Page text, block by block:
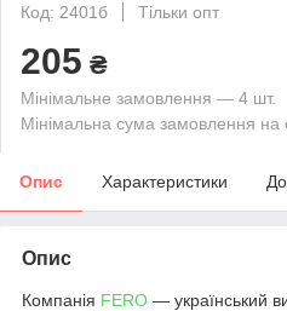
Код: 2401б
Тільки опт
205 ₴
Мінімальне замовлення — 4 шт.
Мінімальна сума замовлення на
Опис Характеристики
Опис
Компанія FERO — український